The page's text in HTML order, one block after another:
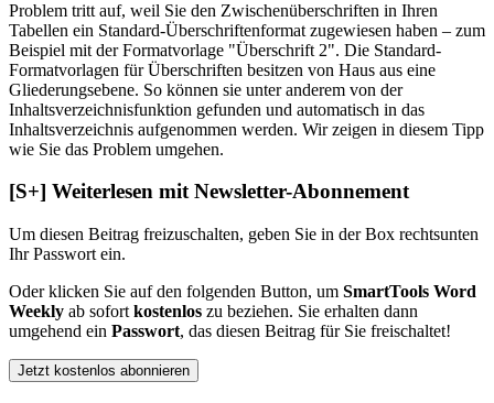
Problem tritt auf, weil Sie den Zwischenüberschriften in Ihren
Tabellen ein Standard-Überschriftenformat zugewiesen haben – zum
Beispiel mit der Formatvorlage "Überschrift 2". Die Standard-
Formatvorlagen für Überschriften besitzen von Haus aus eine
Gliederungsebene. So können sie unter anderem von der
Inhaltsverzeichnisfunktion gefunden und automatisch in das
Inhaltsverzeichnis aufgenommen werden. Wir zeigen in diesem Tipp
wie Sie das Problem umgehen.
[S+] Weiterlesen mit Newsletter-Abonnement
Um diesen Beitrag freizuschalten, geben Sie in der Box rechtsunten
Ihr Passwort ein.
Oder klicken Sie auf den folgenden Button, um SmartTools Word
Weekly ab sofort kostenlos zu beziehen. Sie erhalten dann
umgehend ein Passwort, das diesen Beitrag für Sie freischaltet!
Jetzt kostenlos abonnieren